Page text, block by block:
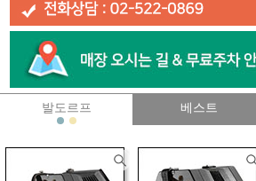
발도르프 베스트